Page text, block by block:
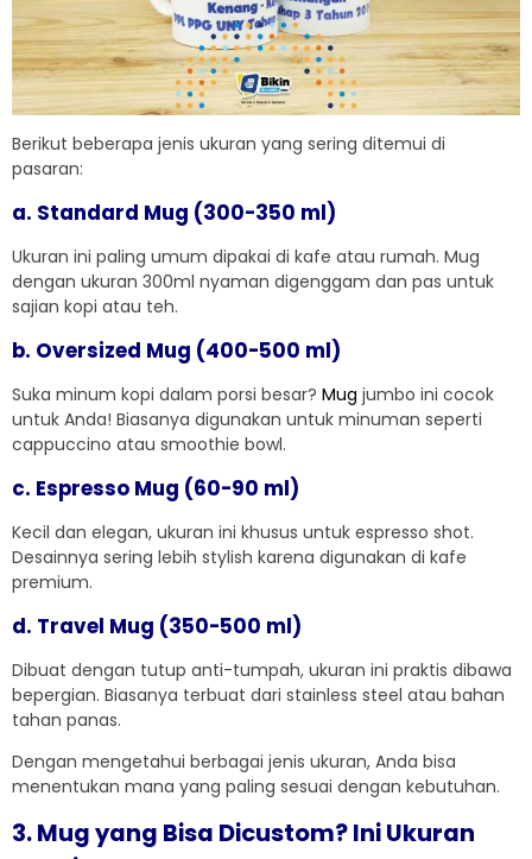
Berikut beberapa jenis ukuran yang sering ditemui di
pasaran:
a. Standard Mug (300-350 ml)
Ukuran ini paling umum dipakai di kafe atau rumah. Mug
dengan ukuran 300ml nyaman digenggam dan pas untuk
sajian kopi atau teh.
b. Oversized Mug (400-500 ml)
Suka minum kopi dalam porsi besar? Mug jumbo ini cocok
untuk Anda! Biasanya digunakan untuk minuman seperti
cappuccino atau smoothie bowl.
c. Espresso Mug (60-90 ml)
Kecil dan elegan, ukuran ini khusus untuk espresso shot.
Desainnya sering lebih stylish karena digunakan di kafe
premium.
d. Travel Mug (350-500 ml)
Dibuat dengan tutup anti-tumpah, ukuran ini praktis dibawa
bepergian. Biasanya terbuat dari stainless steel atau bahan
tahan panas.
Dengan mengetahui berbagai jenis ukuran, Anda bisa
menentukan mana yang paling sesuai dengan kebutuhan.
3. Mug yang Bisa Dicustom? Ini Ukuran